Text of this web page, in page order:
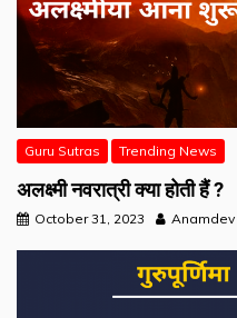
Guru Sutras Trending News
अलक्ष्मी नवरात्री क्या होती हैं ?
October 31, 2023 Anamdev